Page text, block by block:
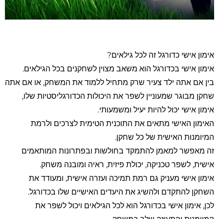
font_download סמן קישורים
הצהרת נגישות
אימון אישי כדורגל זה לכל גילאים?
אימון אישי בכדורגל הוא משאב מצוין לשחקנים בכל הגילאים.
בין אם אתה ילד צעיר שרק מתחיל ללמוד את המשחק, או אם אתה
שחקן מבוגר שמעוניין לשפר את היכולות הכדורגליסטיות שלו,
אימון אישי יכול להיות יעיל ומשמעותי.
האימון האישי מתאים את התוכנית הטימית לצרכים ולרמת
המיומנות האישית של כל שחקן.
זה מאפשר למאמן להתמקד בחולשות ובפתרונות המותאמים
אישית, לשפר טכניקה, יכולת פיזית, ראיה ומובנה משחק.
אימון אישי מעניק גם רמת תמיכה ועזרה אישית, ומעודד את
השחקן להתקדם ולהשיג את היעדים האישיים שלו בכדורגל.
לכן, אימון אישי בכדורגל הוא לכל הגילאים ויכול לשפר את